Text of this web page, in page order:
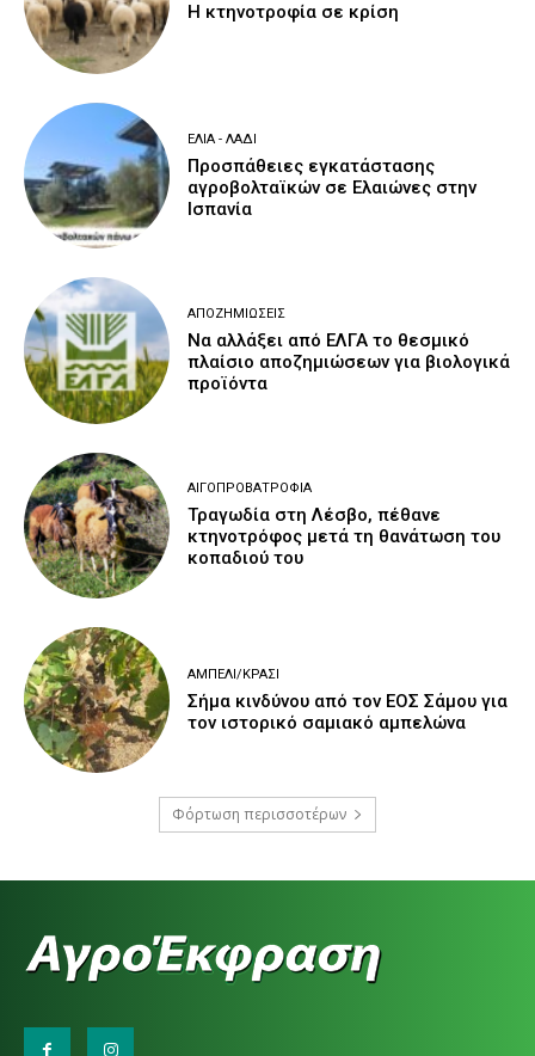
Η κτηνοτροφία σε κρίση
ΕΛΙΆ - ΛΆΔΙ
Προσπάθειες εγκατάστασης
αγροβολταϊκών σε Ελαιώνες στην
Ισπανία
ΑΠΟΖΗΜΙΏΣΕΙΣ
Να αλλάξει από ΕΛΓΑ το θεσμικό
πλαίσιο αποζημιώσεων για βιολογικά
προϊόντα
ΑΙΓΟΠΡΟΒΑΤΡΟΦΊΑ
Τραγωδία στη Λέσβο, πέθανε
κτηνοτρόφος μετά τη θανάτωση του
κοπαδιού του
ΑΜΠΈΛΙ/ΚΡΑΣΊ
Σήμα κινδύνου από τον ΕΟΣ Σάμου για
τον ιστορικό σαμιακό αμπελώνα
Φόρτωση περισσοτέρων